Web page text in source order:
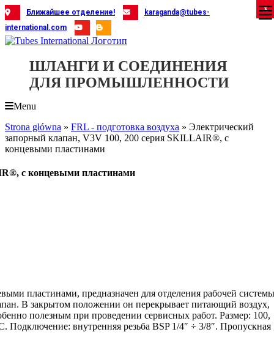
Skip
to
content
Ближайшее отделение!
karaganda@tubes-
international.com
ШЛАНГИ И СОЕДИНЕНИЯ
ДЛЯ ПРОМЫШЛЕННОСТИ
Menu
Strona główna » FRL - подготовка воздуха » Электрический
запорный клапан, V3V 100, 200 серия SKILLAIR®, с
концевыми пластинами
с концевыми пластинами
пластинами, предназначен для отделения рабочей
В закрытом положении он перекрывает питающий воздух,
полезным при проведении сервисных работ. Размер: 100,
Подключение: внутренняя резьба BSP 1/4″ ÷ 3/8″. Пропускная
X
X
X
X
X
X
X
X
X
X
X
X
X
X
X
X
X
X
X